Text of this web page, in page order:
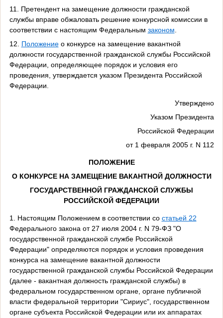
11. Претендент на замещение должности гражданской
службы вправе обжаловать решение конкурсной комиссии в
соответствии с настоящим Федеральным законом.
12. Положениео конкурсе на замещение вакантной
должности государственной гражданской службы Российской
Федерации, определяющее порядок и условия его
проведения, утверждается указом Президента Российской
Федерации.
Утверждено
Указом Президента
Российской Федерации
от 1 февраля 2005 г. N 112
ПОЛОЖЕНИЕ
О КОНКУРСЕ НА ЗАМЕЩЕНИЕ ВАКАНТНОЙ ДОЛЖНОСТИ
ГОСУДАРСТВЕННОЙ ГРАЖДАНСКОЙ СЛУЖБЫ
РОССИЙСКОЙ ФЕДЕРАЦИИ
1. Настоящим Положением в соответствии со статьей 22
Федерального закона от 27 июля 2004 г. N 79-ФЗ "О
государственной гражданской службе Российской
Федерации" определяются порядок и условия проведения
конкурса на замещение вакантной должности
государственной гражданской службы Российской Федерации
(далее - вакантная должность гражданской службы) в
федеральном государственном органе, органе публичной
власти федеральной территории "Сириус", государственном
органе субъекта Российской Федерации или их аппаратах